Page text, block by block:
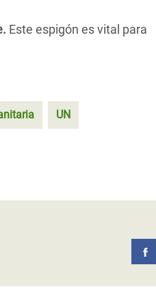
Este espigón es vital para
UN